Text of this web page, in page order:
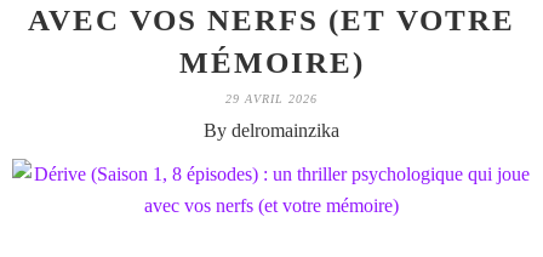
AVEC VOS NERFS (ET VOTRE
MÉMOIRE)
29 AVRIL 2026
By delromainzika